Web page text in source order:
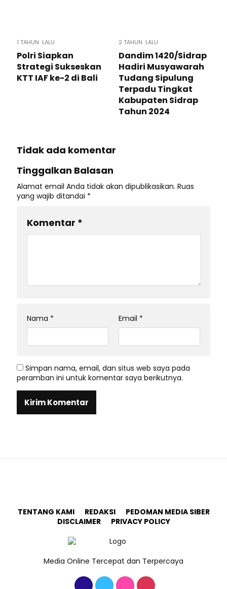
1 TAHUN LALU
Polri Siapkan
Strategi Sukseskan
KTT IAF ke-2 di Bali
2 TAHUN LALU
Dandim 1420/Sidrap
Hadiri Musyawarah
Tudang Sipulung
Terpadu Tingkat
Kabupaten Sidrap
Tahun 2024
Tidak ada komentar
Tinggalkan Balasan
Alamat email Anda tidak akan dipublikasikan. Ruas
yang wajib ditandai *
Komentar *
Nama * Email *
Simpan nama, email, dan situs web saya pada
peramban ini untuk komentar saya berikutnya.
TENTANG KAMI REDAKSI
PEDOMAN MEDIA SIBER
DISCLAIMER
PRIVACY POLICY
Media Online Tercepat dan Terpercaya